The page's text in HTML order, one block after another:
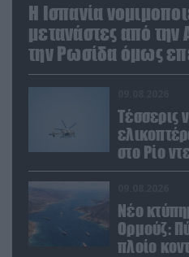
Η Ισπανία
μετανάστες από την
την Ρωσίδα όμως
απέλαση
Τέσσερις
στο Ρίο
Νέο
Ορμούζ:
πλοίο